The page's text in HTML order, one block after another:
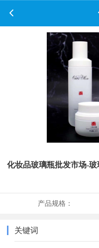
化妆品玻璃瓶批发市场-
产品规格：
关键词